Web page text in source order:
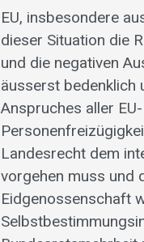
EU, insbesondere
dieser Situation die
und die negativen
äusserst bedenklich
Anspruches aller
Landesrecht dem
vorgehen muss und
Eidgenossenschaft